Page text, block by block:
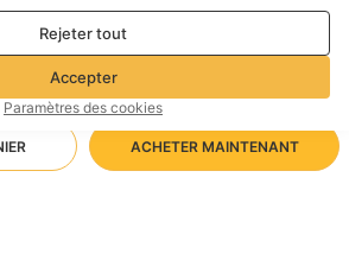
ACHETER MAINTENANT
©2026 Voghion
termes et conditions
de confidentialité et de cookies
Règles communautaires
des fins de performance, d’analyse et
de détails, consultez notre
Rejeter tout
Accepter
Paramètres des cookies